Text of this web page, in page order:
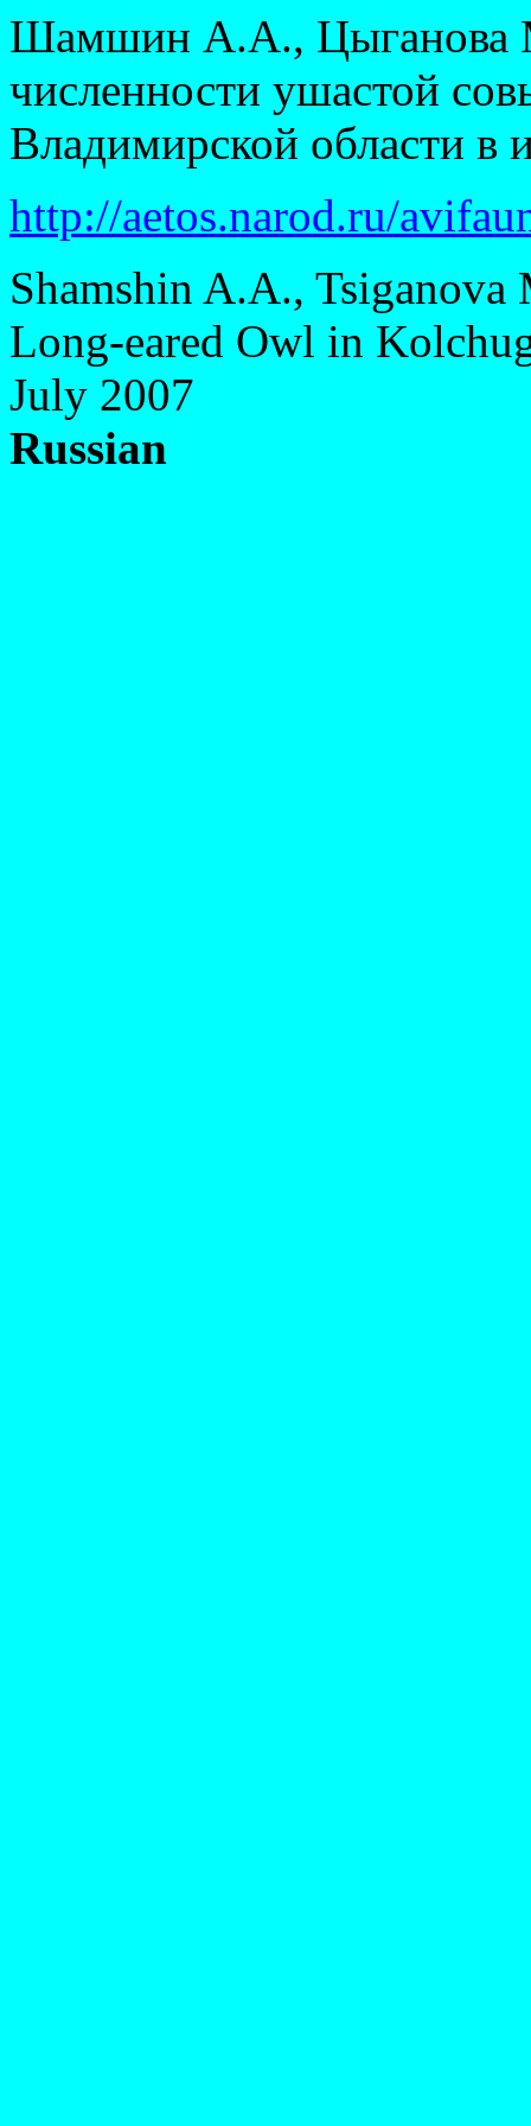
Шамшин А.А., Цыганова
численности ушастой
Владимирской области в
http://aetos.narod.ru/
Shamshin A.A.,
Long-eared Owl in
July 2007
Russian